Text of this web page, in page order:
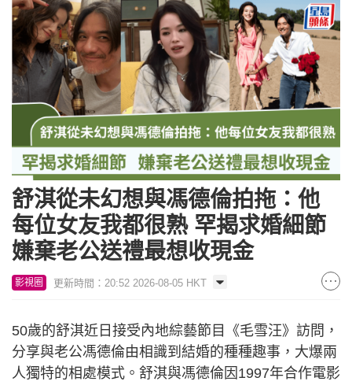
舒淇從未幻想與馮德倫拍拖：他
每位女友我都很熟 罕揭求婚細節
嫌棄老公送禮最想收現金
影視圈 更新時間：20:52 2026-08-05 HKT
50歲的舒淇近日接受內地綜藝節目《毛雪汪》訪問，
分享與老公馮德倫由相識到結婚的種種趣事，大爆兩
人獨特的相處模式。舒淇與馮德倫因1997年合作電影